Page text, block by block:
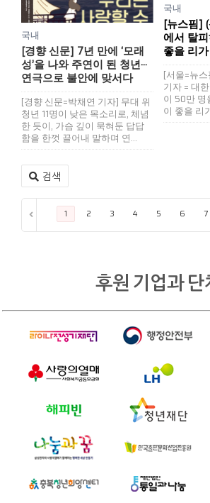
국내
[뉴스핌]
에서 탈
좋을 리
[서울=뉴
기자 = 대
이 50만 명
이 좋을 리
국내
[경향 신문] 7년 만에 ‘모래
성’을 나와 주연이 된 청년···
연극으로 불안에 맞서다
[경향 신문=박채연 기자] 무대 위
청년 11명이 낮은 목소리로, 체념
한 듯이, 가슴 깊이 묵혀둔 답답
함을 한껏 끌어내 말하며 연...
검색
1 2 3 4 5 6 7
후원 기업과 단